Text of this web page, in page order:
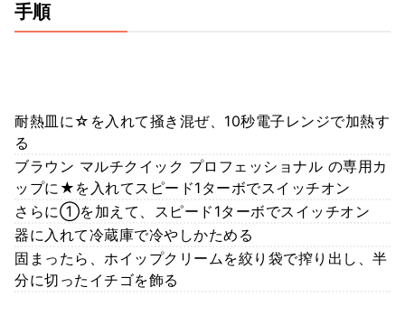
手順
耐熱皿に☆を入れて掻き混ぜ、10秒電子レンジで加熱す
る
ブラウン マルチクイック プロフェッショナル の専用カ
ップに★を入れてスピード1ターボでスイッチオン
さらに①を加えて、スピード1ターボでスイッチオン
器に入れて冷蔵庫で冷やしかためる
固まったら、ホイップクリームを絞り袋で搾り出し、半
分に切ったイチゴを飾る